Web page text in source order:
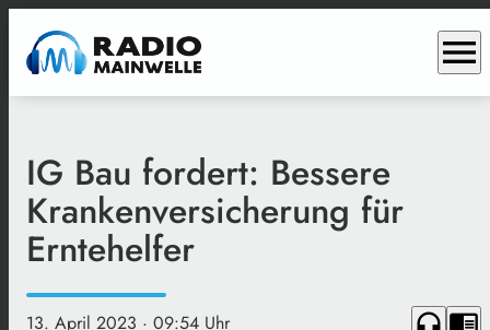
menu
IG Bau fordert: Bessere
Krankenversicherung für
Erntehelfer
13. April 2023 · 09:54 Uhr headphones chrome_reader_mode